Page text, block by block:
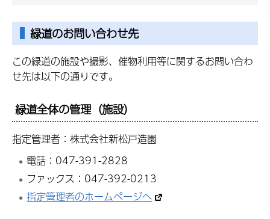
緑道のお問い合わせ先
この緑道の施設や撮影、催物利用等に関するお問い合わ
せ先は以下の通りです。
緑道全体の管理（施設）
指定管理者：株式会社新松戸造園
電話：047-391-2828
ファックス：047-392-0213
指定管理者のホームページへ